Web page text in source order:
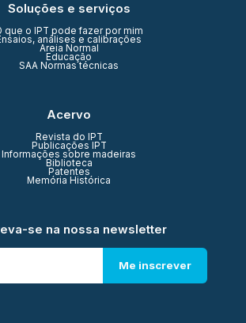
Soluções e serviços
que o IPT pode fazer por mim
análises e calibrações
Areia Normal
Educação
SAA Normas técnicas
Acervo
Revista do IPT
Publicações IPT
Informações sobre madeiras
Biblioteca
Patentes
Memória Histórica
se na nossa newsletter
Me inscrever